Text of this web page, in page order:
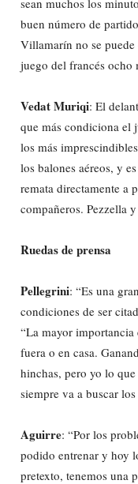
buen número de
Villamarín no se puede
juego del francés ocho
Vedat Muriqi: El
que más condiciona el
los más
los balones aéreos, y
remata directamente a
compañeros. Pezzella
Ruedas de prensa
Pellegrini: “Es una
condiciones de ser
“La mayor importancia
fuera o en casa.
hinchas, pero yo lo
siempre va a buscar
Aguirre: “Por los
podido entrenar y hoy
pretexto, tenemos una